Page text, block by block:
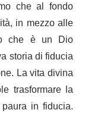
che al fondo
in mezzo alle
che è un Dio
storia di fiducia
La vita divina
trasformare la
in fiducia.